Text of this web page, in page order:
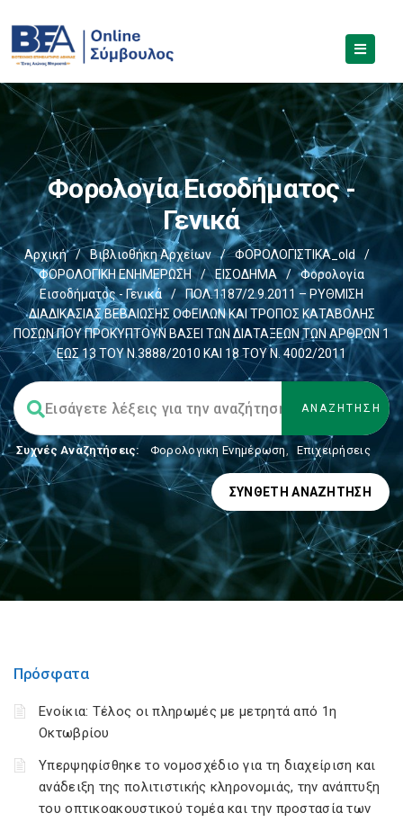
Φορολογία Εισοδήματος -
Γενικά
Αρχική / Βιβλιοθήκη Αρχείων / ΦΟΡΟΛΟΓΙΣΤΙΚΑ_old
/
ΦΟΡΟΛΟΓΙΚΗ ΕΝΗΜΕΡΩΣΗ
/ ΕΙΣΟΔΗΜΑ /
Φορολογία
Εισοδήματος - Γενικά
/
ΠΟΛ.1187/2.9.2011 – ΡΥΘΜΙΣΗ
ΔΙΑΔΙΚΑΣΙΑΣ ΒΕΒΑΙΩΣΗΣ ΟΦΕΙΛΩΝ ΚΑΙ ΤΡΟΠΟΣ ΚΑΤΑΒΟΛΗΣ
ΠΟΣΩΝ ΠΟΥ ΠΡΟΚΥΠΤΟΥΝ ΒΑΣΕΙ ΤΩΝ ΔΙΑΤΑΞΕΩΝ ΤΩΝ ΑΡΘΡΩΝ 1
ΕΩΣ 13 ΤΟΥ Ν.3888/2010 ΚΑΙ 18 ΤΟΥ Ν. 4002/2011
Συχνές Αναζητήσεις: Φορολογικη Ενημέρωση, Επιχειρήσεις
ΣΎΝΘΕΤΗ ΑΝΑΖΉΤΗΣΗ
Πρόσφατα
Ενοίκια: Τέλος οι πληρωμές με μετρητά από 1η
Οκτωβρίου
Υπερψηφίσθηκε το νομοσχέδιο για τη διαχείριση και
ανάδειξη της πολιτιστικής κληρονομιάς, την ανάπτυξη
του οπτικοακουστικού τομέα και την προστασία των